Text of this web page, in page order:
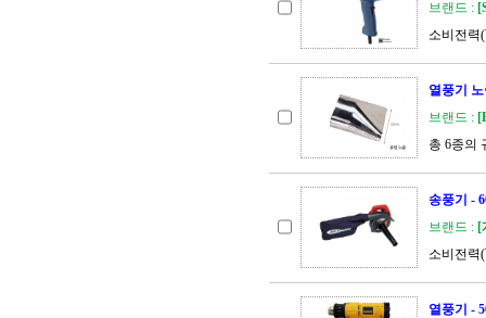
브랜드 :
소비전력
열풍기
브랜드 :
총 6종의
송풍기 -
브랜드 : [
소비전력
열풍기 -